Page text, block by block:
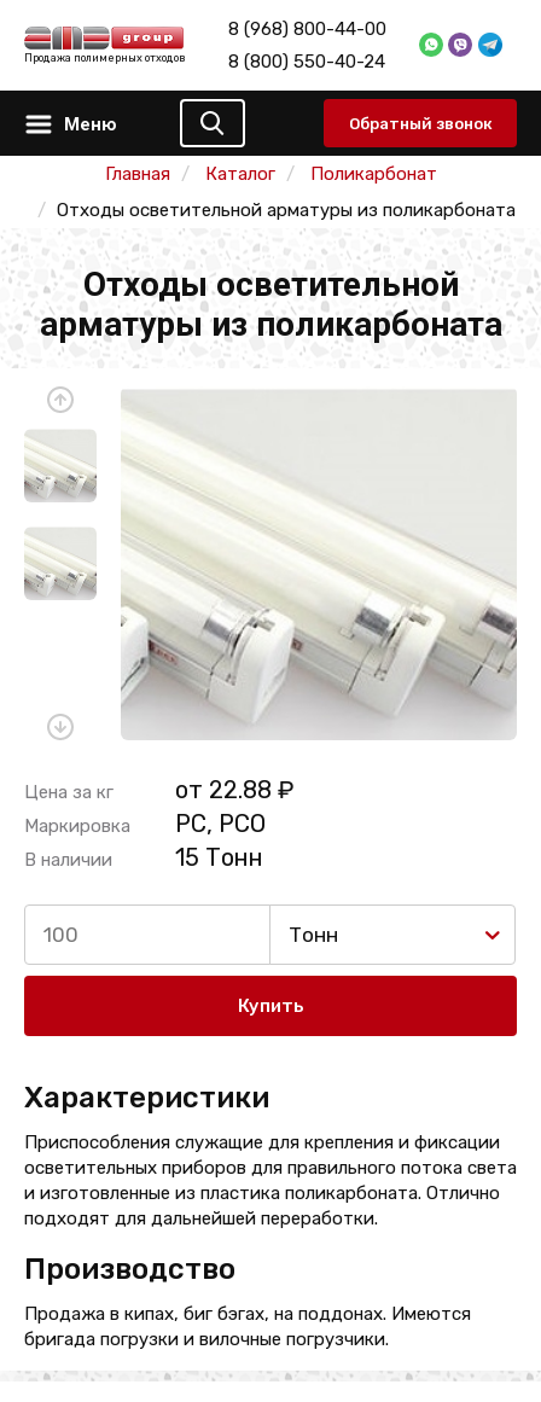
Продажа полимерных отходов
8 (968) 800-44-00
8 (800) 550-40-24
Меню Обратный звонок
Главная Каталог
Поликарбонат
Отходы осветительной арматуры из поликарбоната
Отходы осветительной
арматуры из поликарбоната
Цена за кг от 22.88 ₽
Маркировка PC, PCO
В наличии 15 Тонн
Тонн
Купить
Характеристики
Приспособления служащие для крепления и фиксации
осветительных приборов для правильного потока света
и изготовленные из пластика поликарбоната. Отлично
подходят для дальнейшей переработки.
Производство
Продажа в кипах, биг бэгах, на поддонах. Имеются
бригада погрузки и вилочные погрузчики.